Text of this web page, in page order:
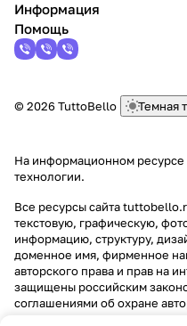
Информация
Помощь
© 2026 TuttoBello Темная
На информационном
технологии.
Все ресурсы сайта
текстовую, графическую,
информацию, структуру,
доменное имя, фирменное
авторского права и прав на
защищены российским
соглашениями об охране